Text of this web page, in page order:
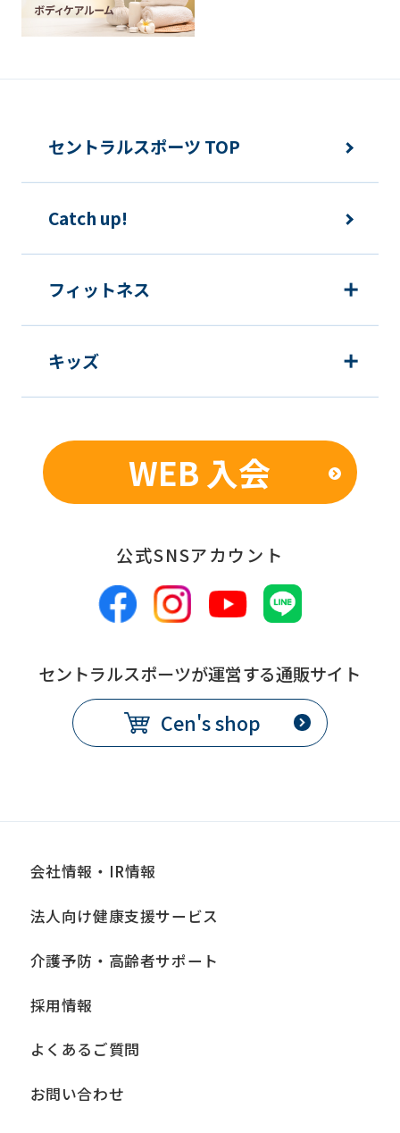
セントラルスポーツ TOP
Catch up!
フィットネス
キッズ
WEB 入会
公式SNSアカウント
セントラルスポーツが運営する通販サイト
Cen's shop
会社情報・IR情報
法人向け健康支援サービス
介護予防・高齢者サポート
採用情報
よくあるご質問
お問い合わせ